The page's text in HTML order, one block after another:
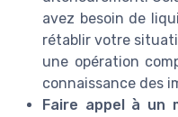
avez besoin de
rétablir votre
une opération
connaissance des
Faire appel à un